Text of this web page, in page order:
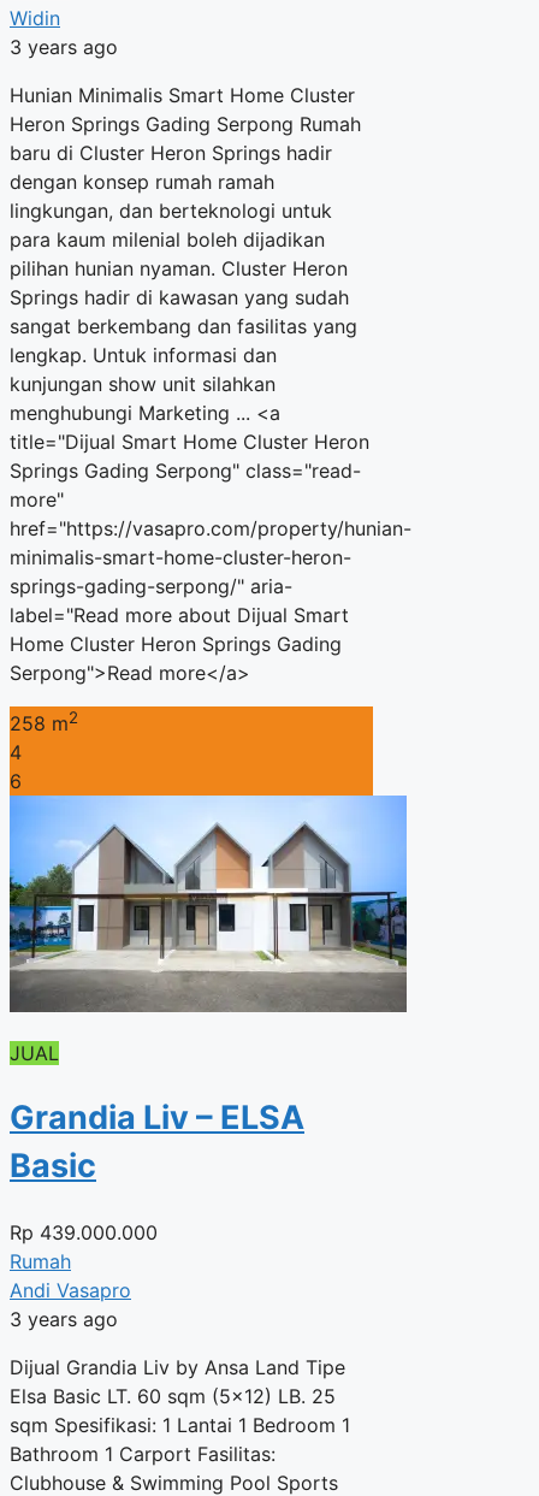
Widin
3 years ago
Hunian Minimalis Smart Home Cluster
Heron Springs Gading Serpong Rumah
baru di Cluster Heron Springs hadir
dengan konsep rumah ramah
lingkungan, dan berteknologi untuk
para kaum milenial boleh dijadikan
pilihan hunian nyaman. Cluster Heron
Springs hadir di kawasan yang sudah
sangat berkembang dan fasilitas yang
lengkap. Untuk informasi dan
kunjungan show unit silahkan
menghubungi Marketing ... <a
title="Dijual Smart Home Cluster Heron
Springs Gading Serpong" class="read-
more"
href="https://vasapro.com/property/hunian-
minimalis-smart-home-cluster-heron-
springs-gading-serpong/" aria-
label="Read more about Dijual Smart
Home Cluster Heron Springs Gading
Serpong">Read more</a>
258 m2
4
6
JUAL
Grandia Liv – ELSA
Basic
Rp 439.000.000
Rumah
Andi Vasapro
3 years ago
Dijual Grandia Liv by Ansa Land Tipe
Elsa Basic LT. 60 sqm (5×12) LB. 25
sqm Spesifikasi: 1 Lantai 1 Bedroom 1
Bathroom 1 Carport Fasilitas:
Clubhouse & Swimming Pool Sports